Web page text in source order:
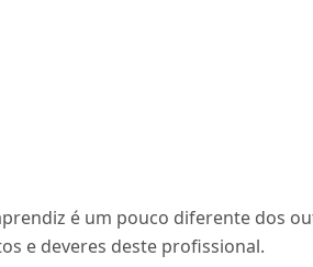
é um pouco diferente dos
e deveres deste profissional.